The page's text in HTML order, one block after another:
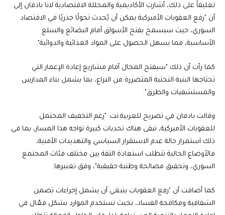
تعليقاً على ذلك، أشارت الأكاديمية والمحللة الاقتصادية لانا بادفان إلى
أن "رفع العقوبات الأميركية يمكن أن يُحدث تحولًا جذريًا في الاقتصاد
السوري، حيث سيسمح بفتح الأسواق أمام البضائع والسلع
الأساسية، مما يسهل الحصول على المواد الغذائية والدوائية".
كما رأت أن ذلك "سيفتح المجال أمام مشاريع إعادة الإعمار التي
تحتاجها البنية التحتية المتضررة من النزاع، بما يشمل بناء المدارس
والمستشفيات والطرق".
وقالت بادفان في تصريح للعربية.نت: "رغم التخفيف المحتمل
للعقوبات الأميركية، تبقى هناك تحديات كبيرة تواجه هذا المسار، بما في
ذلك استمرار حالة عدم الاستقرار السياسي والتهديدات الأمنية،
فالأوضاع الحالية تتطلب استعادة الثقة بين مختلف فئات المجتمع
السوري، وتحقيق مصالحة وطنية حقيقية"، وفق تعبيرها.
كما أضافت أن "رفع العقوبات ينبغي أن يشمل إجراءات تضمن
الشفافية ومكافحة الفساد، بحيث تستخدم الموارد بشكل فعّال في